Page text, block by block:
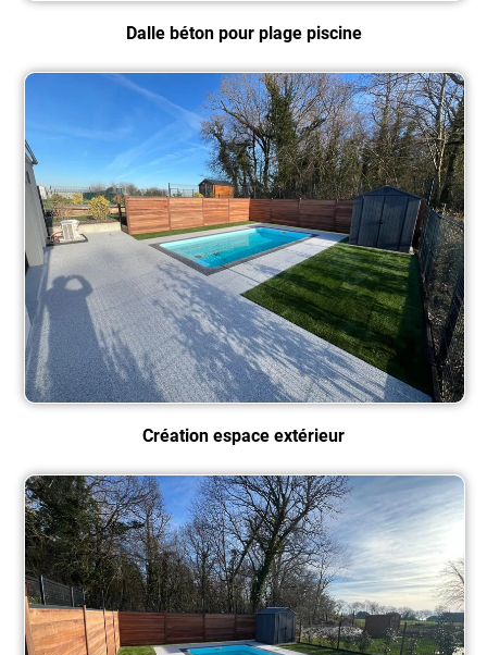
Dalle béton pour plage piscine
Création espace extérieur